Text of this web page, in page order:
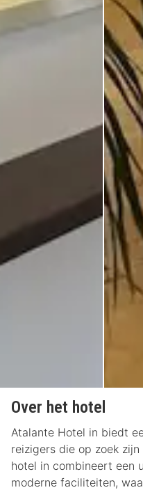
Over het hotel
Atalante Hotel in biedt
reizigers die op zoek
hotel in combineert een
moderne faciliteiten,